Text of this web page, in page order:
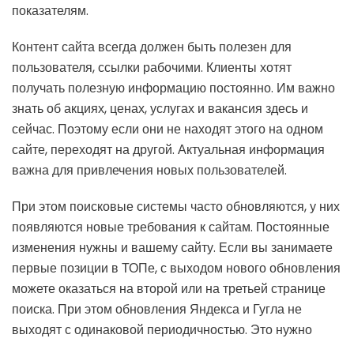
показателям.
Контент сайта всегда должен быть полезен для
пользователя, ссылки рабочими. Клиенты хотят
получать полезную информацию постоянно. Им важно
знать об акциях, ценах, услугах и вакансия здесь и
сейчас. Поэтому если они не находят этого на одном
сайте, переходят на другой. Актуальная информация
важна для привлечения новых пользователей.
При этом поисковые системы часто обновляются, у них
появляются новые требования к сайтам. Постоянные
изменения нужны и вашему сайту. Если вы занимаете
первые позиции в ТОПе, с выходом нового обновления
можете оказаться на второй или на третьей странице
поиска. При этом обновления Яндекса и Гугла не
выходят с одинаковой периодичностью. Это нужно